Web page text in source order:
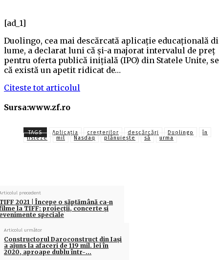
[ad_1]
Duolingo, cea mai descărcată aplicaţie educaţională
lume, a declarat luni că şi-a majorat intervalul de preţ
pentru oferta publică iniţială (IPO) din Statele Unite,
că există un apetit ridicat de…
Citeste tot articolul
Sursa:www.zf.ro
TAGS Aplicaţia creşterilor descărcări Duolingo
în
listeze
mil Nasdaq plănuiește să urma
precedent
2021 | Începe o săptămână ca-n
la TIFF: proiecții, concerte și
speciale
Articolul următor
Constructorul Daroconstruct din Iaşi
a ajuns la afaceri de 119 mil. lei în
2020, aproape dublu într-…